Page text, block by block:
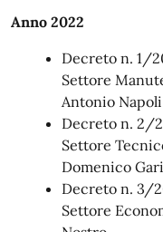
Anno 2022
Decreto n. 1/
Settore
Antonio Napoli
Decreto n. 2/
Settore
Domenico
Decreto n. 3/
Settore